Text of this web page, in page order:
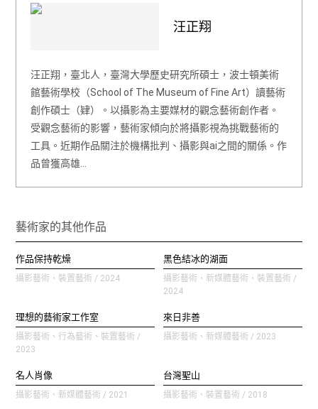
汪正翔
汪正翔，臺北人，臺灣大學歷史研究所碩士，波士頓美術
館藝術學校（School of The Museum of Fine Art）讀藝術
創作碩士（肄）。以攝影為主要媒材的觀念藝術創作者。
受觀念藝術的影響，藝術家傾向於將攝影視為挑戰藝術的
工具。近期作品關注於機構批判、攝影與ai之間的關係。作
品曾獲高雄…
藝術家的其他作品
作品保持乾燥
攝影藝術、裝置藝術 / 2024
黑色結冰的湖面
攝影藝術、新媒體藝術、裝置藝術 /
2024
理想的藝術家工作室
攝影藝術、行為藝術、裝置藝術 /
2023
來日非善
攝影藝術、新媒體藝術 / 2023
名人肖像
攝影藝術、新媒體藝術 / 2021
台灣聖山
攝影藝術、裝置藝術 / 2018